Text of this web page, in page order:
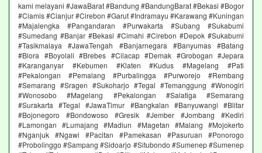
kami melayani #JawaBarat #Bandung #BandungBarat #Bekasi #Bogor
#Ciamis #Cianjur #Cirebon #Garut #Indramayu #Karawang #Kuningan
#Majalengka #Pangandaran #Purwakarta #Subang #Sukabumi
#Sumedang #Banjar #Bekasi #Cimahi #Cirebon #Depok #Sukabumi
#Tasikmalaya #JawaTengah #Banjarnegara #Banyumas #Batang
#Blora #Boyolali #Brebes #Cilacap #Demak #Grobogan #Jepara
#Karanganyar #Kebumen #Klaten #Kudus #Magelang #Pati
#Pekalongan #Pemalang #Purbalingga #Purworejo #Rembang
#Semarang #Sragen #Sukoharjo #Tegal #Temanggung #Wonogiri
#Wonosobo #Magelang #Pekalongan #Salatiga #Semarang
#Surakarta #Tegal #JawaTimur #Bangkalan #Banyuwangi #Blitar
#Bojonegoro #Bondowoso #Gresik #Jember #Jombang #Kediri
#Lamongan #Lumajang #Madiun #Magetan #Malang #Mojokerto
#Nganjuk #Ngawi #Pacitan #Pamekasan #Pasuruan #Ponorogo
#Probolinggo #Sampang #Sidoarjo #Situbondo #Sumenep #Sumenep